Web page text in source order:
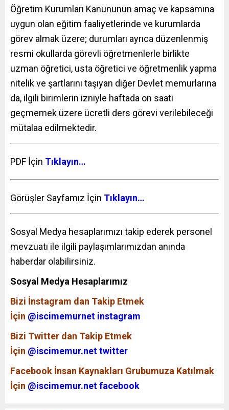
Öğretim Kurumları Kanununun amaç ve kapsamına
uygun olan eğitim faaliyetlerinde ve kurumlarda
görev almak üzere; durumları ayrıca düzenlenmiş
resmi okullarda görevli öğretmenlerle birlikte
uzman öğretici, usta öğretici ve öğretmenlik yapma
nitelik ve şartlarını taşıyan diğer Devlet memurlarına
da, ilgili birimlerin izniyle haftada on saati
geçmemek üzere ücretli ders görevi verilebileceği
mütalaa edilmektedir.
PDF İçin Tıklayın…
Görüşler Sayfamız İçin Tıklayın…
Sosyal Medya hesaplarımızı takip ederek personel
mevzuatı ile ilgili paylaşımlarımızdan anında
haberdar olabilirsiniz.
Sosyal Medya Hesaplarımız
Bizi İnstagram dan Takip Etmek
İçin @iscimemurnet instagram
Bizi Twitter dan Takip Etmek
İçin @iscimemur.net twitter
Facebook İnsan Kaynakları Grubumuza Katılmak
İçin @iscimemur.net facebook